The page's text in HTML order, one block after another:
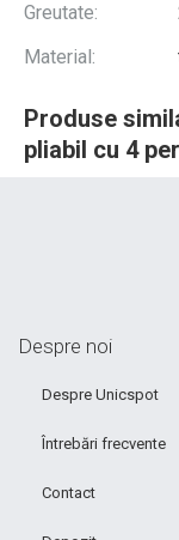
Greutate:
Material:
Produse
pliabil cu 4
Despre noi
Despre Unicspot
Întrebări frecvente
Contact